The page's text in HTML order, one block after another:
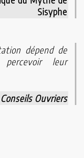
Sisyphe
dépend de
leur
Ouvriers